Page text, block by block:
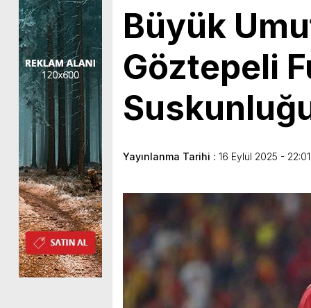
Büyük
Göztepeli
Yayınlanma Tarihi : 16 Eylül 2025 - 22:01